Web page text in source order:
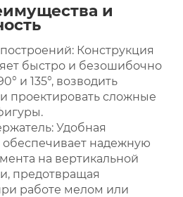
и
Конструкция
быстро и безошибочно
и 135°, возводить
проектировать сложные
Удобная
обеспечивает надежную
на вертикальной
предотвращая
работе мелом или